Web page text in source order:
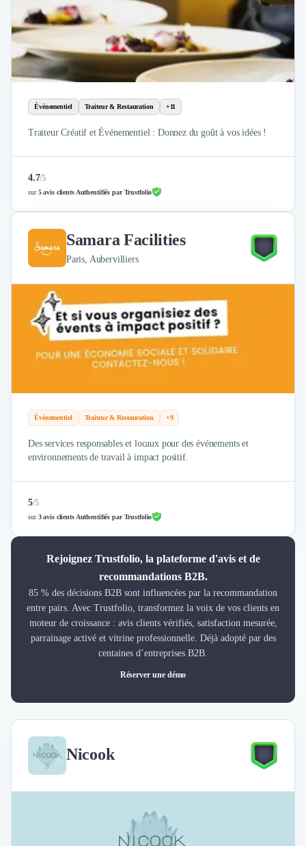
Événementiel Traiteur & Restauration +11
Traiteur Créatif et Événementiel : Donnez du goût à vos idées !
4.7/5
sur5 avis clients Authentifiés par Trustfolio
Samara Facilities
Paris, Aubervilliers
Événementiel Traiteur & Restauration +9
Des services responsables et locaux pour des événements et
environnements de travail à impact positif.
5/5
sur3 avis clients Authentifiés par Trustfolio
Rejoignez Trustfolio, la plateforme d'avis et de
recommandations B2B.
85 % des décisions B2B sont influencées par la recommandation
entre pairs. Avec Trustfolio, transformez la voix de vos clients en
moteur de croissance : avis clients vérifiés, satisfaction mesurée,
parrainage activé et vitrine professionnelle. Déjà adopté par des
centaines d’entreprises B2B.
Réserver une démo
Nicook